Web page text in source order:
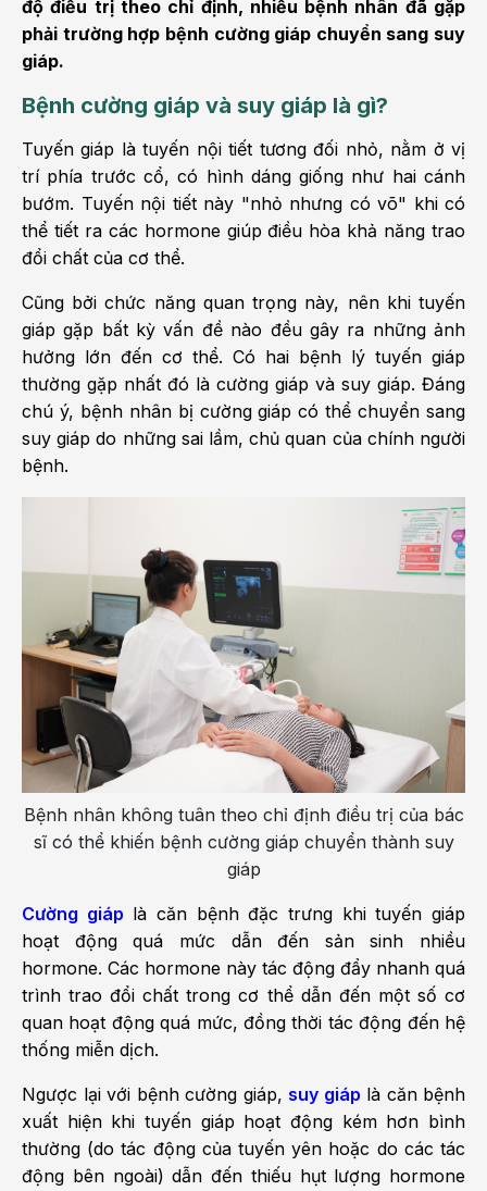
độ điều trị theo chỉ định, nhiều bệnh nhân đã gặp
phải trường hợp bệnh cường giáp chuyển sang suy
giáp.
Bệnh cường giáp và suy giáp là gì?
Tuyến giáp là tuyến nội tiết tương đối nhỏ, nằm ở vị
trí phía trước cổ, có hình dáng giống như hai cánh
bướm. Tuyến nội tiết này "nhỏ nhưng có võ" khi có
thể tiết ra các hormone giúp điều hòa khả năng trao
đổi chất của cơ thể.
Cũng bởi chức năng quan trọng này, nên khi tuyến
giáp gặp bất kỳ vấn đề nào đều gây ra những ảnh
hưởng lớn đến cơ thể. Có hai bệnh lý tuyến giáp
thường gặp nhất đó là cường giáp và suy giáp. Đáng
chú ý, bệnh nhân bị cường giáp có thể chuyển sang
suy giáp do những sai lầm, chủ quan của chính người
bệnh.
Bệnh nhân không tuân theo chỉ định điều trị của bác
sĩ có thể khiến bệnh cường giáp chuyển thành suy
giáp
Cường giáp là căn bệnh đặc trưng khi tuyến giáp
hoạt động quá mức dẫn đến sản sinh nhiều
hormone. Các hormone này tác động đẩy nhanh quá
trình trao đổi chất trong cơ thể dẫn đến một số cơ
quan hoạt động quá mức, đồng thời tác động đến hệ
thống miễn dịch.
Ngược lại với bệnh cường giáp, suy giáp là căn bệnh
xuất hiện khi tuyến giáp hoạt động kém hơn bình
thường (do tác động của tuyến yên hoặc do các tác
động bên ngoài) dẫn đến thiếu hụt lượng hormone